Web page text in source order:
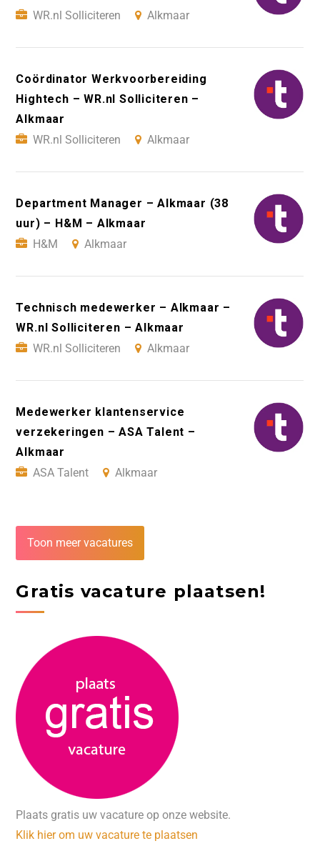
WR.nl Solliciteren
Alkmaar
Coördinator Werkvoorbereiding
Hightech – WR.nl Solliciteren –
Alkmaar
WR.nl Solliciteren
Alkmaar
Department Manager – Alkmaar (38
uur) – H&M – Alkmaar
H&M
Alkmaar
Technisch medewerker – Alkmaar –
WR.nl Solliciteren – Alkmaar
WR.nl Solliciteren
Alkmaar
Medewerker klantenservice
verzekeringen – ASA Talent –
Alkmaar
ASA Talent
Alkmaar
Toon meer vacatures
Gratis vacature plaatsen!
Plaats gratis uw vacature op onze website.
Klik hier om uw vacature te plaatsen